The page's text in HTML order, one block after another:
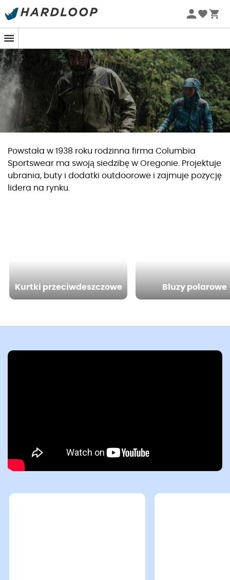
Letnie promocje 🔥 -5% DODATKOWO przy zakupie 2
Powstała w 1938 roku rodzinna firma Columbia
Sportswear ma swoją siedzibę w Oregonie. Projektuje
ubrania, buty i dodatki outdoorowe i zajmuje pozycję
lidera na rynku.
Kurtki przeciwdeszczowe Bluzy polarowe